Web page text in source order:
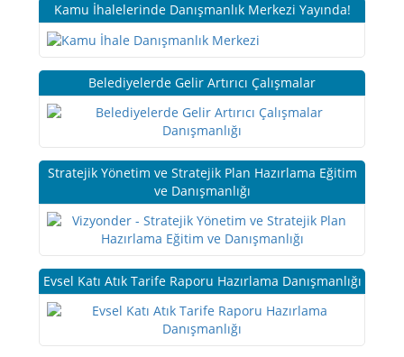
Kamu İhalelerinde Danışmanlık Merkezi Yayında!
Belediyelerde Gelir Artırıcı Çalışmalar
Stratejik Yönetim ve Stratejik Plan Hazırlama Eğitim
ve Danışmanlığı
Evsel Katı Atık Tarife Raporu Hazırlama Danışmanlığı